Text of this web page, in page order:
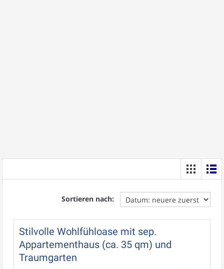
Sortieren nach:
Stilvolle Wohlfühloase mit sep.
Appartementhaus (ca. 35 qm) und
Traumgarten